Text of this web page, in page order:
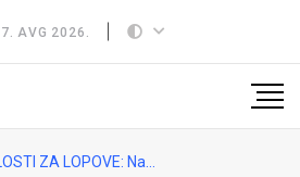
7. AVG 2026.
Nakon ove kazne u BiH će sve biti drugačije